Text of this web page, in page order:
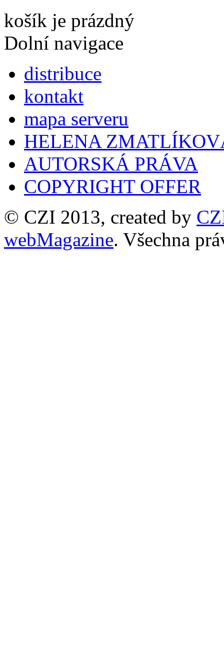
košík je prázdný
Dolní navigace
distribuce
kontakt
mapa serveru
HELENA
AUTORSKÁ PRÁVA
COPYRIGHT OFFER
© CZI 2013, created by
webMagazine. Všechna